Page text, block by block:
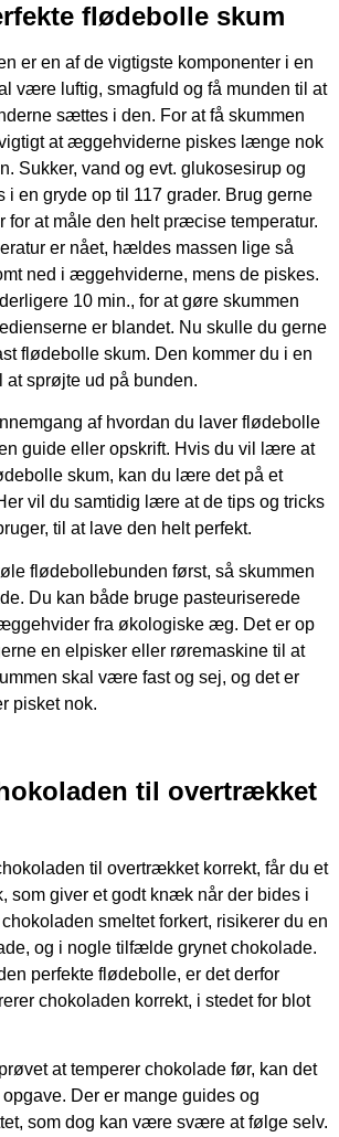
flødebolle skum
er en af de vigtigste komponenter i en
være luftig, smagfuld og få munden til at
sættes i den. For at få skummen
at æggehviderne piskes længe nok
Sukker, vand og evt. glukosesirup og
i en gryde op til 117 grader. Brug gerne
for at måle den helt præcise temperatur.
er nået, hældes massen lige så
ned i æggehviderne, mens de piskes.
10 min., for at gøre skummen
er blandet. Nu skulle du gerne
flødebolle skum. Den kommer du i en
at sprøjte ud på bunden.
af hvordan du laver flødebolle
guide eller opskrift. Hvis du vil lære at
skum, kan du lære det på et
vil du samtidig lære at de tips og tricks
til at lave den helt perfekt.
flødebollebunden først, så skummen
Du kan både bruge pasteuriserede
fra økologiske æg. Det er op
en elpisker eller røremaskine til at
skal være fast og sej, og det er
pisket nok.
til overtrækket
til overtrækket korrekt, får du et
som giver et godt knæk når der bides i
smeltet forkert, risikerer du en
og i nogle tilfælde grynet chokolade.
perfekte flødebolle, er det derfor
chokoladen korrekt, i stedet for blot
at temperer chokolade før, kan det
Der er mange guides og
som dog kan være svære at følge selv.